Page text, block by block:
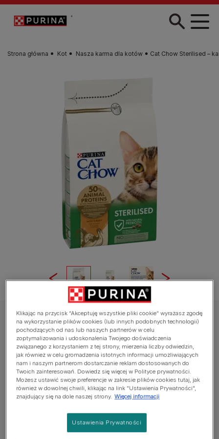
Przejdź do treści
Strona główna Kot Nasza karma dla kotów Cat Chow Sterilised –
CAT CHOW®
Cat Chow Sterilised – karma dla kotów po
sterylizacji z indykiem
Average:5 (34votes)
Dostępne rozmiary: 1.5kg, 15kg
Formuła PURINA® CAT CHOW® Sterilised jest
starannie opracowana z użyciem wysokiej jakości
Klikając na przycisk “Akceptuję wszystkie pliki cookie” wyrażasz zgodę
na wykorzystanie plików cookies (lub innych podobnych technologii)
pochodzących od nas lub naszych partnerów w celu
zoptymalizowania i udoskonalenia Twojego doświadczenia
związanego z korzystaniem z tej strony, mierzenia liczby odwiedzin,
jak również w celu gromadzenia istotnych informacji umożliwiających
nam i naszym partnerom dostarczanie reklam dostosowanych do
Twoich zainteresowań. Dowiedz się więcej w Polityce prywatności.
Możesz ustawić swoje preferencje w zakresie plików cookies tutaj, jak
również w dowolnej chwili, klikając na link "Ustawienia Prywatności",
znajdujący się na dole naszej strony. Więcej informacji
Ustawienia Prywatności